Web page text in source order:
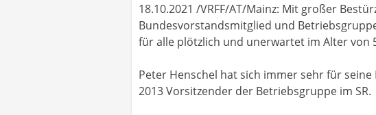
18.10.2021 /VRFF/AT/Mainz: Mit großer
Bundesvorstandsmitglied und
für alle plötzlich und unerwartet im Alter von
Peter Henschel hat sich immer sehr für
2013 Vorsitzender der Betriebsgruppe im SR.